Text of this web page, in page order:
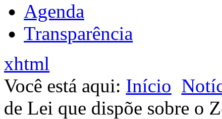
Agenda
Transparência
xhtml
Você está aqui: Início
de Lei que dispõe sobre o